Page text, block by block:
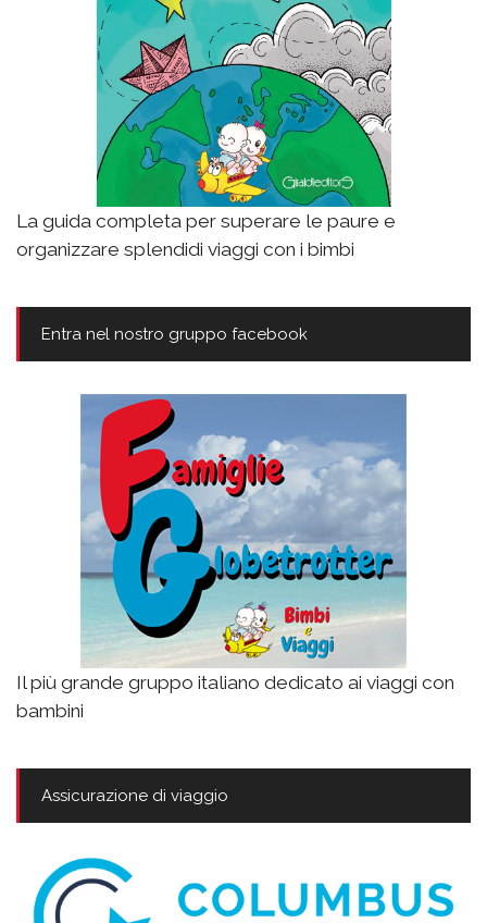
La guida completa per superare le paure e
organizzare splendidi viaggi con i bimbi
Entra nel nostro gruppo facebook
Il più grande gruppo italiano dedicato ai viaggi con
bambini
Assicurazione di viaggio